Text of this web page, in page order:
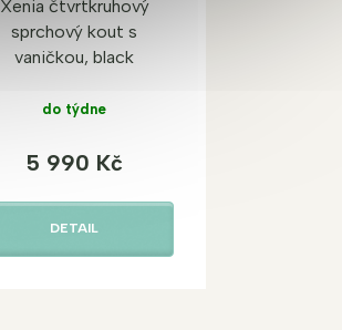
Xenia čtvrtkruhový
sprchový kout s
vaničkou, black
do týdne
5 990 Kč
DETAIL